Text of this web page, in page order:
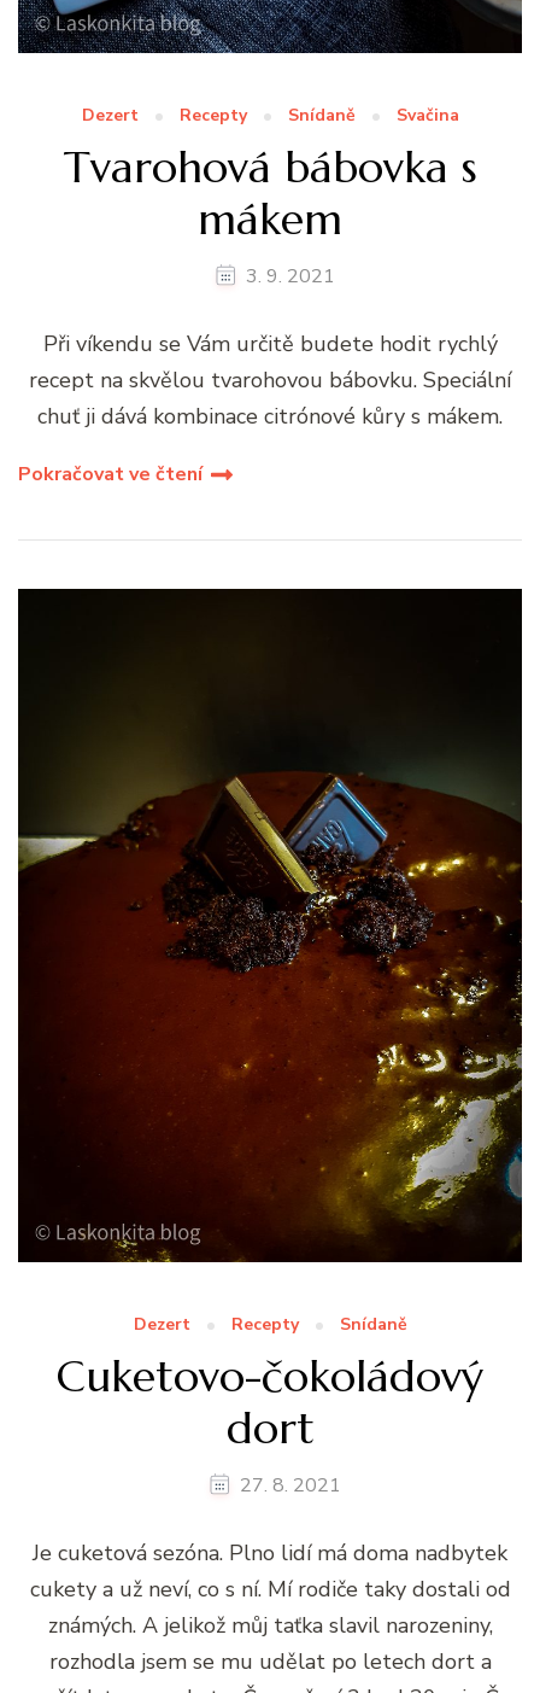
Dezert Recepty Snídaně Svačina
Tvarohová bábovka s
mákem
3. 9. 2021
Při víkendu se Vám určitě budete hodit rychlý
recept na skvělou tvarohovou bábovku. Speciální
chuť ji dává kombinace citrónové kůry s mákem.
Pokračovat ve čtení
Dezert Recepty Snídaně
Cuketovo-čokoládový
dort
27. 8. 2021
Je cuketová sezóna. Plno lidí má doma nadbytek
cukety a už neví, co s ní. Mí rodiče taky dostali od
známých. A jelikož můj taťka slavil narozeniny,
rozhodla jsem se mu udělat po letech dort a